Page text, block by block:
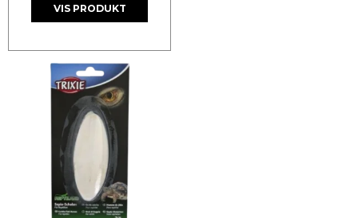
VIS PRODUKT